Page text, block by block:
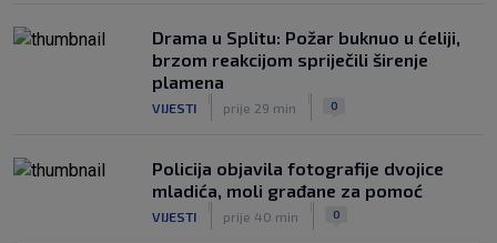
Drama u Splitu: Požar buknuo u ćeliji,
brzom reakcijom spriječili širenje
plamena
VIJESTI prije 29 min 0
Policija objavila fotografije dvojice
mladića, moli građane za pomoć
VIJESTI prije 40 min 0